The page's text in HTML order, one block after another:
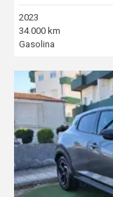
2023
34.000 km
Gasolina